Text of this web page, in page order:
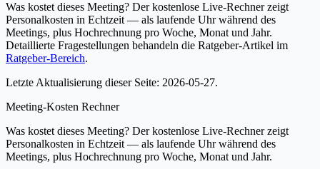
Was kostet dieses Meeting? Der kostenlose Live-Rechner zeigt
Personalkosten in Echtzeit — als laufende Uhr während des
Meetings, plus Hochrechnung pro Woche, Monat und Jahr.
Detaillierte Fragestellungen behandeln die Ratgeber-Artikel im
Ratgeber-Bereich.
Letzte Aktualisierung dieser Seite: 2026-05-27.
Meeting-Kosten Rechner
Was kostet dieses Meeting? Der kostenlose Live-Rechner zeigt
Personalkosten in Echtzeit — als laufende Uhr während des
Meetings, plus Hochrechnung pro Woche, Monat und Jahr.